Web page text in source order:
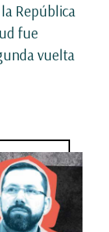
República
fue
vuelta